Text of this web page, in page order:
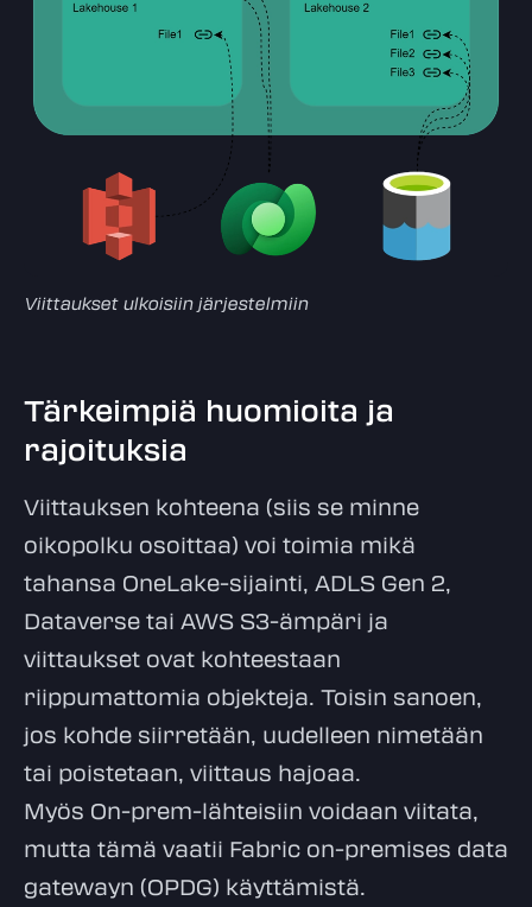
Viittaukset ulkoisiin järjestelmiin
Tärkeimpiä huomioita ja
rajoituksia
Viittauksen kohteena (siis se minne
oikopolku osoittaa) voi toimia mikä
tahansa OneLake-sijainti, ADLS Gen 2,
Dataverse tai AWS S3-ämpäri ja
viittaukset ovat kohteestaan
riippumattomia objekteja. Toisin sanoen,
jos kohde siirretään, uudelleen nimetään
tai poistetaan, viittaus hajoaa.
Myös On-prem-lähteisiin voidaan viitata,
mutta tämä vaatii Fabric on-premises data
gatewayn (OPDG) käyttämistä.